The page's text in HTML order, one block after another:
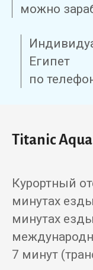
можно
Египет
по
Titanic
Курортный
минутах
минутах
7 минут